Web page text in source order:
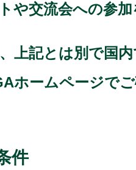
や交流会への参
上記とは別で国
ホームページで
件